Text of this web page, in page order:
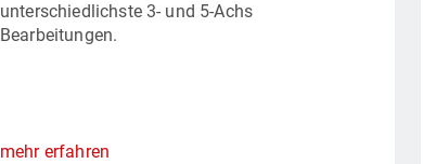
unterschiedlichste 3- und 5-Achs
Bearbeitungen.
mehr erfahren